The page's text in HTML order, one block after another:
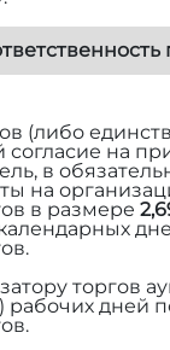
(либо
согласие на
в
на
в размере
торгов
рабочих дней